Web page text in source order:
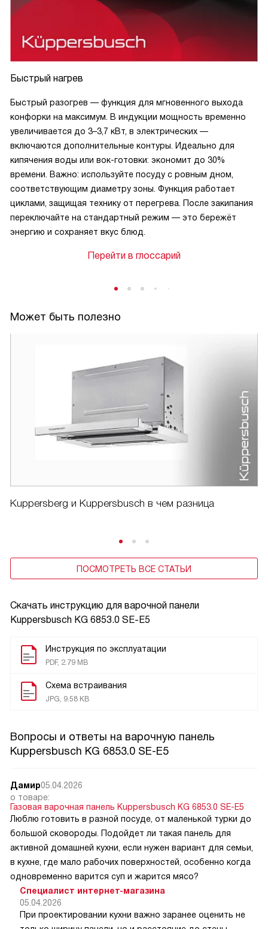
Скачать инструкцию для варочной панели
Kuppersbusch KG 6853.0 SE-E5
Инструкция по эксплуатации
PDF, 2.79 MB
Схема встраивания
JPG, 9.58 KB
Быстрый нагрев
Быстрый разогрев — функция для мгновенного выхода
конфорки на максимум. В индукции мощность временно
увеличивается до 3–3,7 кВт, в электрических —
включаются дополнительные контуры. Идеально для
кипячения воды или вок-готовки: экономит до 30%
времени. Важно: используйте посуду с ровным дном,
соответствующим диаметру зоны. Функция работает
циклами, защищая технику от перегрева. После закипания
переключайте на стандартный режим — это бережёт
энергию и сохраняет вкус блюд.
Перейти в глоссарий
Может быть полезно
Kuppersberg и Kuppersbusch в чем разница
ПОСМОТРЕТЬ ВСЕ СТАТЬИ
Вопросы и ответы на варочную панель
Kuppersbusch KG 6853.0 SE-E5
Дамир05.04.2026
о товаре:
Газовая варочная панель Kuppersbusch KG 6853.0 SE-E5
Люблю готовить в разной посуде, от маленькой турки до
большой сковороды. Подойдет ли такая панель для
активной домашней кухни, если нужен вариант для семьи,
в кухне, где мало рабочих поверхностей, особенно когда
одновременно варится суп и жарится мясо?
Специалист интернет-магазина
05.04.2026
При проектировании кухни важно заранее оценить не